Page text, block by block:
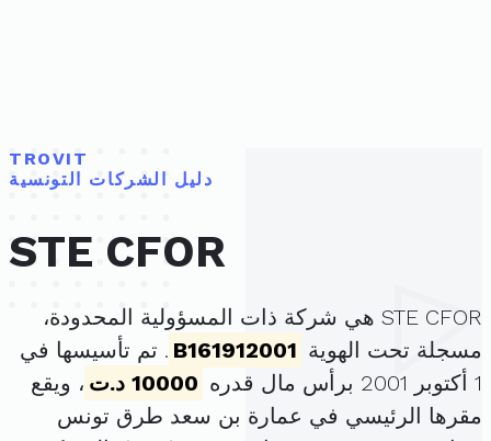
TROVIT
دليل الشركات التونسية
STE CFOR
STE CFOR هي شركة ذات المسؤولية المحدودة،
مسجلة تحت الهوية B161912001 . تم تأسيسها في
1 أكتوبر 2001 برأس مال قدره
10000 د.ت
، ويقع
مقرها الرئيسي في عمارة بن سعد طرق تونس